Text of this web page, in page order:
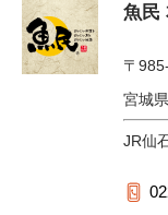
魚民
〒
宮城
JR仙